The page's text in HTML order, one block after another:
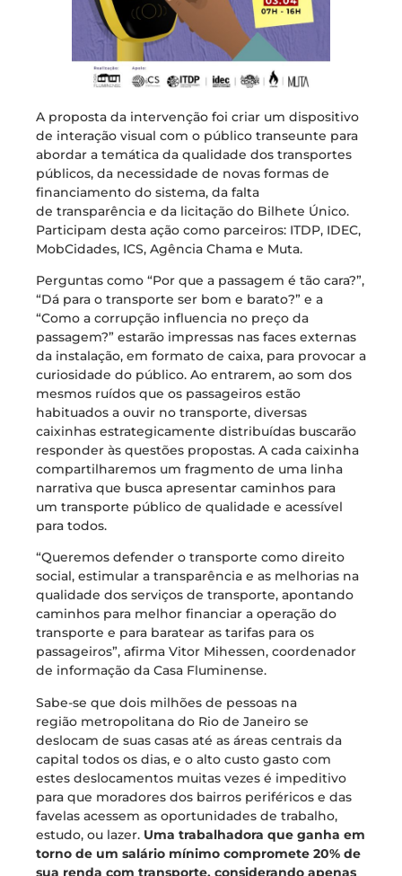
A proposta da intervenção foi criar um dispositivo
de interação visual com o público transeunte para
abordar a temática da qualidade dos transportes
públicos, da necessidade de novas formas de
financiamento do sistema, da falta
de transparência e da licitação do Bilhete Único.
Participam desta ação como parceiros: ITDP, IDEC,
MobCidades, ICS, Agência Chama e Muta.
Perguntas como “Por que a passagem é tão cara?”,
“Dá para o transporte ser bom e barato?” e a
“Como a corrupção influencia no preço da
passagem?” estarão impressas nas faces externas
da instalação, em formato de caixa, para provocar a
curiosidade do público. Ao entrarem, ao som dos
mesmos ruídos que os passageiros estão
habituados a ouvir no transporte, diversas
caixinhas estrategicamente distribuídas buscarão
responder às questões propostas. A cada caixinha
compartilharemos um fragmento de uma linha
narrativa que busca apresentar caminhos para
um transporte público de qualidade e acessível
para todos.
“Queremos defender o transporte como direito
social, estimular a transparência e as melhorias na
qualidade dos serviços de transporte, apontando
caminhos para melhor financiar a operação do
transporte e para baratear as tarifas para os
passageiros”, afirma Vitor Mihessen, coordenador
de informação da Casa Fluminense.
Sabe-se que dois milhões de pessoas na
região metropolitana do Rio de Janeiro se
deslocam de suas casas até as áreas centrais da
capital todos os dias, e o alto custo gasto com
estes deslocamentos muitas vezes é impeditivo
para que moradores dos bairros periféricos e das
favelas acessem as oportunidades de trabalho,
estudo, ou lazer. Uma trabalhadora que ganha em
torno de um salário mínimo compromete 20% de
sua renda com transporte, considerando apenas